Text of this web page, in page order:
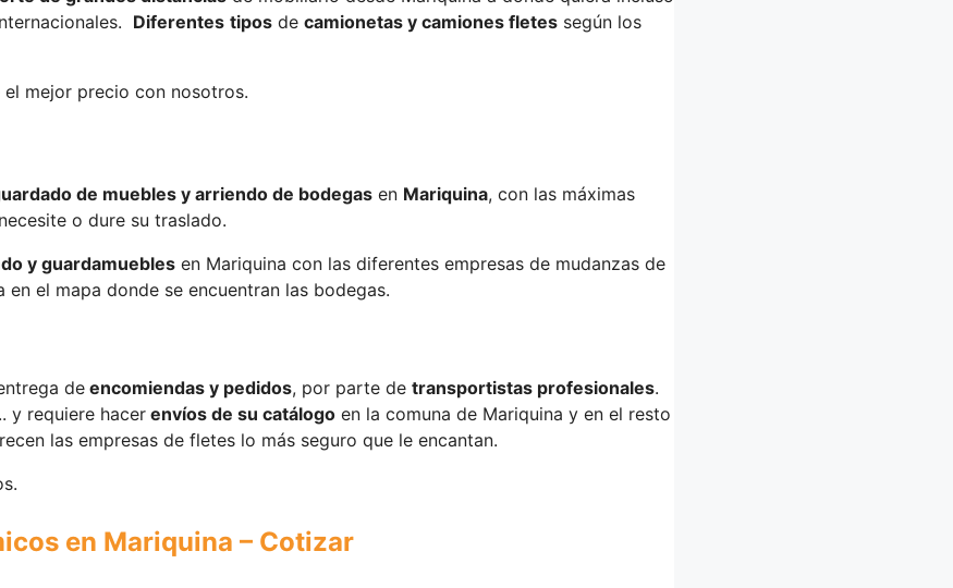
Diferentes tipos de camionetas y camiones fletes según los
mejor precio con nosotros.
de muebles y arriendo de bodegas en Mariquina, con las máximas
o dure su traslado.
y guardamuebles en Mariquina con las diferentes empresas de mudanzas de
el mapa donde se encuentran las bodegas.
de encomiendas y pedidos, por parte de transportistas profesionales.
y requiere hacer envíos de su catálogo en la comuna de Mariquina y en el resto
las empresas de fletes lo más seguro que le encantan.
en Mariquina – Cotizar